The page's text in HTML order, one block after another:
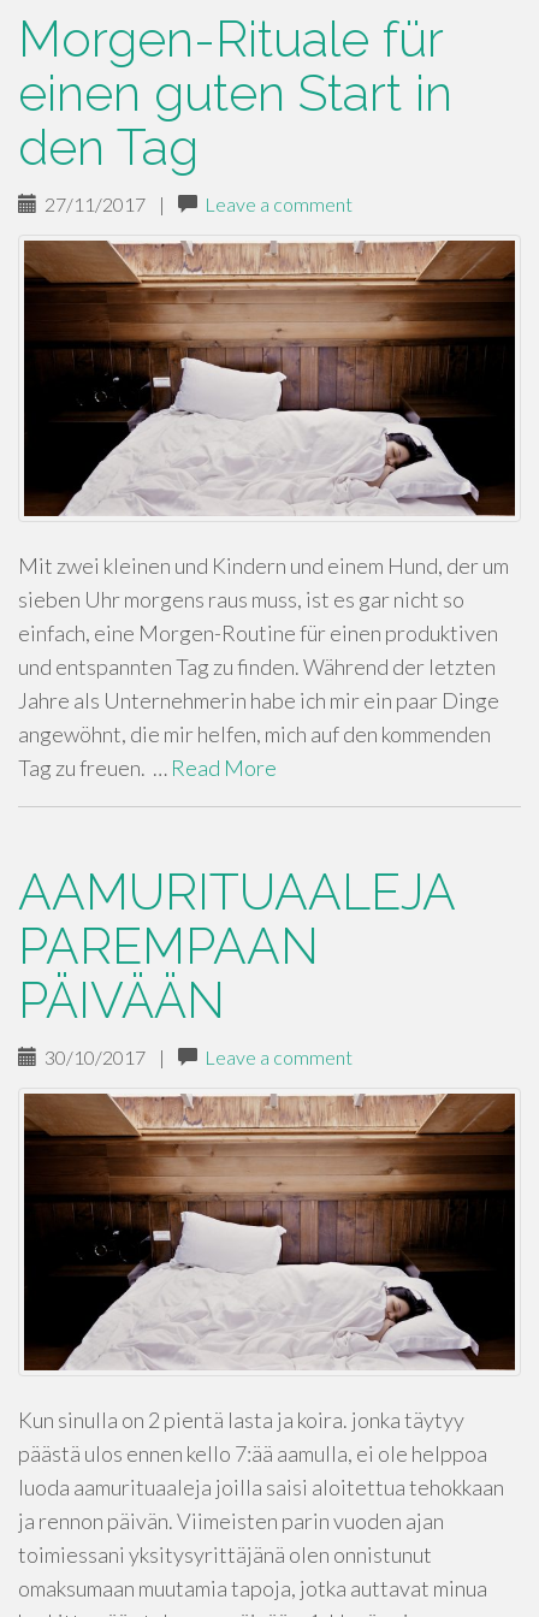
Morgen-Rituale für
einen guten Start in
den Tag
27/11/2017 | Leave a comment
Mit zwei kleinen und Kindern und einem Hund, der um
sieben Uhr morgens raus muss, ist es gar nicht so
einfach, eine Morgen-Routine für einen produktiven
und entspannten Tag zu finden. Während der letzten
Jahre als Unternehmerin habe ich mir ein paar Dinge
angewöhnt, die mir helfen, mich auf den kommenden
Tag zu freuen. … Read More
AAMURITUAALEJA
PAREMPAAN
PÄIVÄÄN
30/10/2017 | Leave a comment
Kun sinulla on 2 pientä lasta ja koira. jonka täytyy
päästä ulos ennen kello 7:ää aamulla, ei ole helppoa
luoda aamurituaaleja joilla saisi aloitettua tehokkaan
ja rennon päivän. Viimeisten parin vuoden ajan
toimiessani yksitysyrittäjänä olen onnistunut
omaksumaan muutamia tapoja, jotka auttavat minua